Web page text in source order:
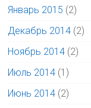
Январь 2015 (2)
Декабрь 2014 (2)
Ноябрь 2014 (2)
Июль 2014 (1)
Июнь 2014 (2)